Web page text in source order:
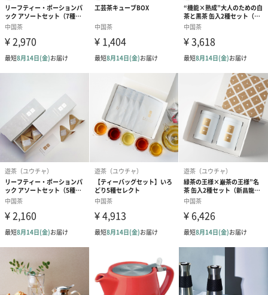
色とりどりの工芸茶
■心心相印 しんしんそういん
「心と心が通じ合う」という意味のお茶。ハート型に模られた茶
葉が開くと、オレンジ色の百合の花が現れると同時に白いジャス
ミンに連なった赤い千日紅が立ち上がります。
■馨花相印 きょうかそういん
中国語でカーネーションは「康乃馨」。ピンクのカーネーション